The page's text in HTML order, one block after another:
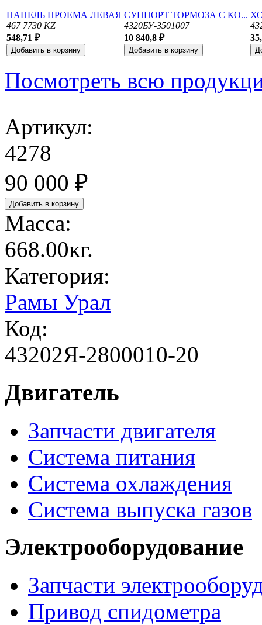
ПАНЕЛЬ ПРОЕМА ЛЕВАЯ
467 7730 KZ
548,71 ₽
СУППОРТ ТОРМОЗА С КО...
4320БУ-3501007
10 840,8 ₽
Посмотреть всю
Артикул:
4278
90 000 ₽
Масса:
668.00кг.
Категория:
Рамы Урал
Код:
43202Я-2800010-20
Двигатель
Запчасти двигателя
Система питания
Система охлаждения
Система выпуска газов
Электрооборудование
Запчасти
Привод спидометра